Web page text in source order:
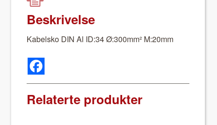
Beskrivelse
Kabel­sko DIN Al ID:34 Ø:300mm² M:20mm
Relaterte produkter